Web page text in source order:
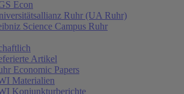
Econ
Ruhr (UA Ruhr)
Science Campus Ruhr
Artikel
Economic Papers
Materialien
Konjunkturberichte